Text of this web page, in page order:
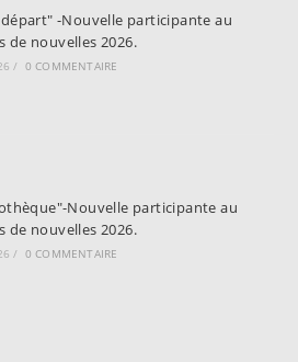
départ" -Nouvelle participante au
de nouvelles 2026.
/ 0 COMMENTAIRE
Nouvelle participante au
de nouvelles 2026.
/ 0 COMMENTAIRE